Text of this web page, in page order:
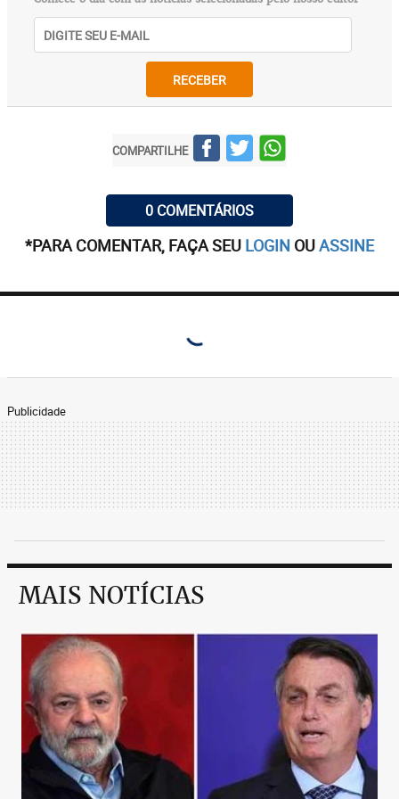
RECEBER
COMPARTILHE
0 COMENTÁRIOS
*PARA COMENTAR, FAÇA SEU LOGIN OUASSINE
Publicidade
MAIS NOTÍCIAS